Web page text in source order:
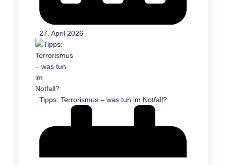
27. April 2026
Tipps: Terrorismus – was tun im Notfall?